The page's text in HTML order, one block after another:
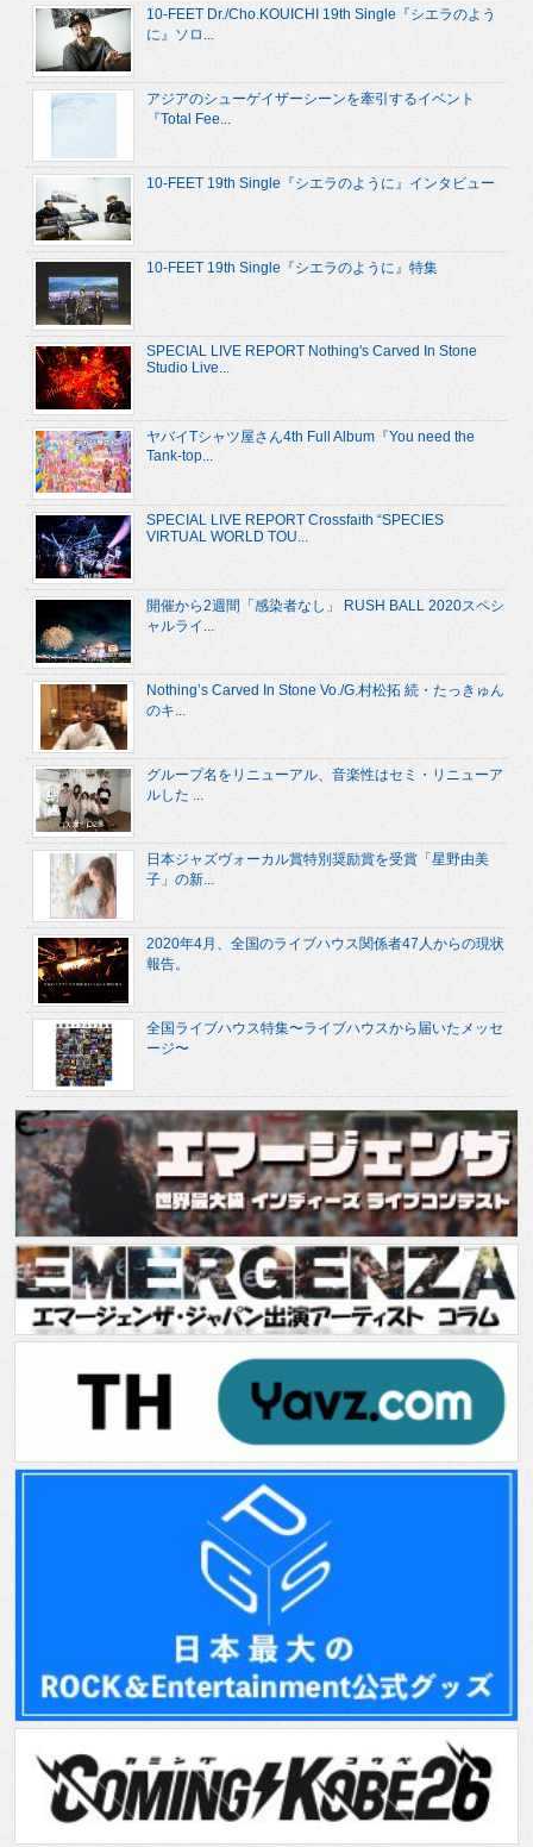
10-FEET Dr./Cho.KOUICHI 19th Single『シエラのよう
に』ソロ...
アジアのシューゲイザーシーンを牽引するイベント
『Total Fee...
10-FEET 19th Single『シエラのように』インタビュー
10-FEET 19th Single『シエラのように』特集
SPECIAL LIVE REPORT Nothing's Carved In Stone
Studio Live...
ヤバイTシャツ屋さん4th Full Album『You need the
Tank-top...
SPECIAL LIVE REPORT Crossfaith “SPECIES
VIRTUAL WORLD TOU...
開催から2週間「感染者なし」 RUSH BALL 2020スペシ
ャルライ...
Nothing’s Carved In Stone Vo./G.村松拓 続・たっきゅん
のキ...
グループ名をリニューアル、音楽性はセミ・リニューア
ルした ...
日本ジャズヴォーカル賞特別奨励賞を受賞「星野由美
子」の新...
2020年4月、全国のライブハウス関係者47人からの現状
報告。
全国ライブハウス特集〜ライブハウスから届いたメッセ
ージ〜